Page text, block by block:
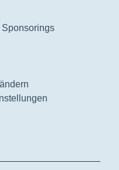
Sponsorings